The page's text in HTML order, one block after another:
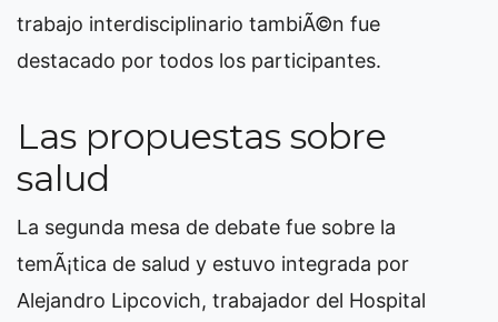
trabajo interdisciplinario tambiÃ©n fue
destacado por todos los participantes.
Las propuestas sobre
salud
La segunda mesa de debate fue sobre la
temÃ¡tica de salud y estuvo integrada por
Alejandro Lipcovich, trabajador del Hospital